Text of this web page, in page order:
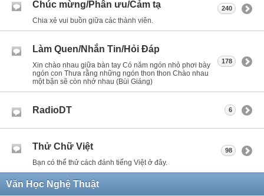
Chúc mừng/Phân ưu/Cảm tạ
Chia xẻ vui buồn giữa các thành viên.
240
Làm Quen/Nhắn Tin/Hỏi Đáp
Xin chào nhau giữa bàn tay Có năm ngón nhỏ phơi bày
ngón con Thưa rằng những ngón thon thon Chào nhau
một bận sẽ còn nhớ nhau (Bùi Giáng)
178
RadioDT 6
Thử Chữ Việt
Bạn có thể thử cách đánh tiếng Việt ở đây.
98
Văn Học Nghệ Thuật